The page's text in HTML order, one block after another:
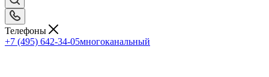
Телефоны
+7 (495) 642-34-05многоканальный